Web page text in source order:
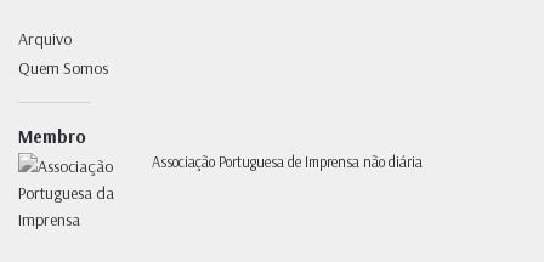
Arquivo
Quem Somos
Membro
Associação Portuguesa de Imprensa não diária